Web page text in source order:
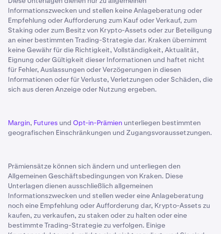
Informationszwecken und stellen keine Anlageberatung oder
Empfehlung oder Aufforderung zum Kauf oder Verkauf, zum
Staking oder zum Besitz von Krypto-Assets oder zur Beteiligung
an einer bestimmten Trading-Strategie dar. Kraken übernimmt
keine Gewähr für die Richtigkeit, Vollständigkeit, Aktualität,
Eignung oder Gültigkeit dieser Informationen und haftet nicht
für Fehler, Auslassungen oder Verzögerungen in diesen
Informationen oder für Verluste, Verletzungen oder Schäden, die
sich aus deren Anzeige oder Nutzung ergeben.
Margin, Futures und Opt-in-Prämien unterliegen bestimmten
geografischen Einschränkungen und Zugangsvoraussetzungen.
Prämiensätze können sich ändern und unterliegen den
Allgemeinen Geschäftsbedingungen von Kraken. Diese
Unterlagen dienen ausschließlich allgemeinen
Informationszwecken und stellen weder eine Anlageberatung
noch eine Empfehlung oder Aufforderung dar, Krypto-Assets zu
kaufen, zu verkaufen, zu staken oder zu halten oder eine
bestimmte Trading-Strategie zu verfolgen. Einige